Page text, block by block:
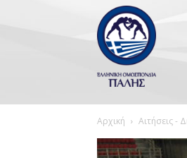
Wrestling
Hellas
Αρχική Αιτήσεις -